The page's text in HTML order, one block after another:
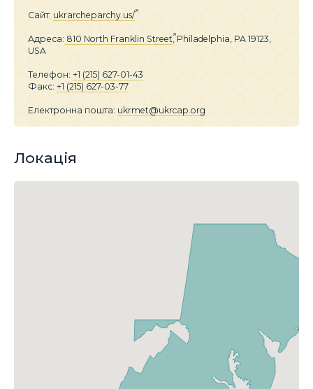
Сайт: ukrarcheparchy.us/
Адреса: 810 North Franklin Street, Philadelphia, PA 19123,
USA
Телефон: +1 (215) 627-01-43
Факс: +1 (215) 627-03-77
Електронна пошта: ukrmet@ukrcap.org
Локація